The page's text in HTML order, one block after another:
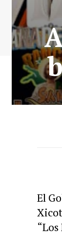
El